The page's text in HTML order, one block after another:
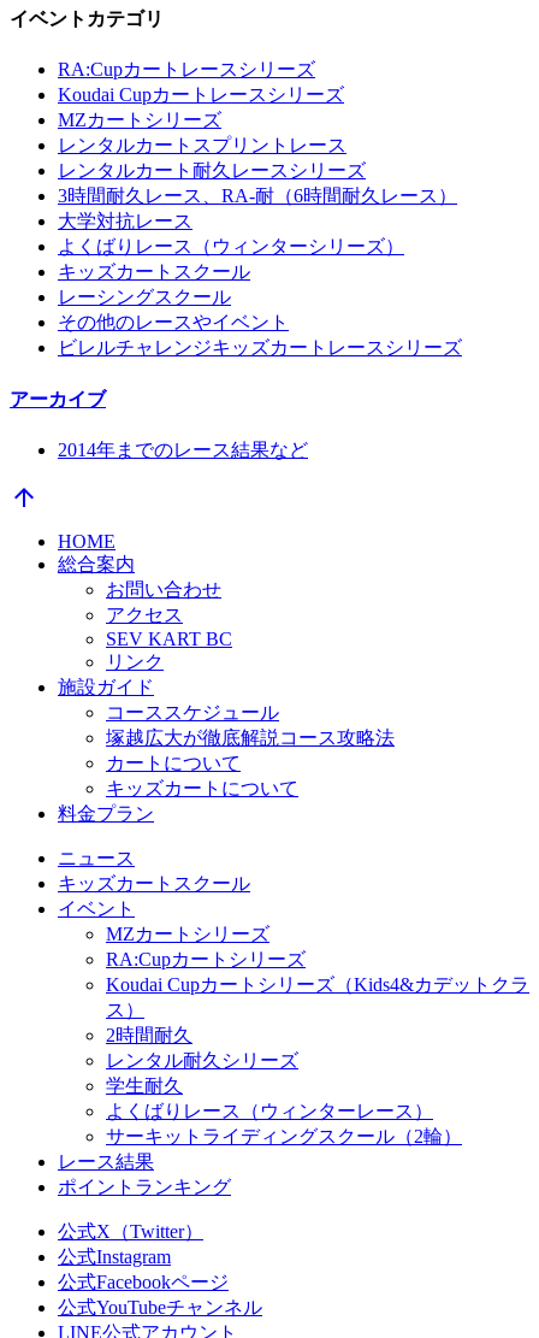
イベントカテゴリ
RA:Cupカートレースシリーズ
Koudai Cupカートレースシリーズ
MZカートシリーズ
レンタルカートスプリントレース
レンタルカート耐久レースシリーズ
3時間耐久レース、RA-耐（6時間耐久レース）
大学対抗レース
よくばりレース（ウィンターシリーズ）
キッズカートスクール
レーシングスクール
その他のレースやイベント
ビレルチャレンジキッズカートレースシリーズ
アーカイブ
2014年までのレース結果など
arrow_upward
HOME
総合案内
お問い合わせ
アクセス
SEV KART BC
リンク
施設ガイド
コーススケジュール
塚越広大が徹底解説コース攻略法
カートについて
キッズカートについて
料金プラン
ニュース
キッズカートスクール
イベント
MZカートシリーズ
RA:Cupカートシリーズ
Koudai Cupカートシリーズ（Kids4&カデットクラ
ス）
2時間耐久
レンタル耐久シリーズ
学生耐久
よくばりレース（ウィンターレース）
サーキットライディングスクール（2輪）
レース結果
ポイントランキング
公式X（Twitter）
公式Instagram
公式Facebookページ
公式YouTubeチャンネル
LINE公式アカウント